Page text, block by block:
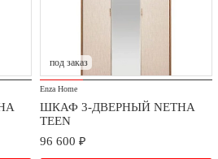
под заказ
Enza Home
ШКАФ 3-ДВЕРНЫЙ NETHA
TEEN
96 600 ₽